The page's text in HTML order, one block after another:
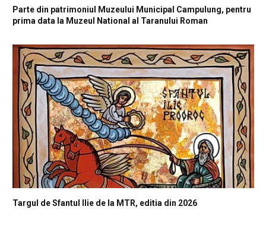
Parte din patrimoniul Muzeului Municipal Campulung, pentru
prima data la Muzeul National al Taranului Roman
Targul de Sfantul Ilie de la MTR, editia din 2026